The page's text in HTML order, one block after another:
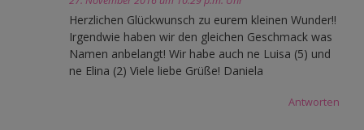
Herzlichen Glückwunsch zu eurem kleinen Wunder!!
Irgendwie haben wir den gleichen Geschmack was
Namen anbelangt! Wir habe auch ne Luisa (5) und
ne Elina (2) Viele liebe Grüße! Daniela
Antworten